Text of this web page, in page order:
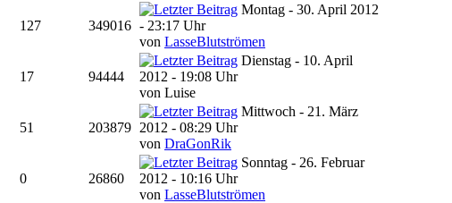
127 349016
Montag - 30. April 2012
- 23:17 Uhr
von LasseBlutströmen
17 94444
Dienstag - 10. April
2012 - 19:08 Uhr
von Luise
51 203879
Mittwoch - 21. März
2012 - 08:29 Uhr
von DraGonRik
0 26860
Sonntag - 26. Februar
2012 - 10:16 Uhr
von LasseBlutströmen